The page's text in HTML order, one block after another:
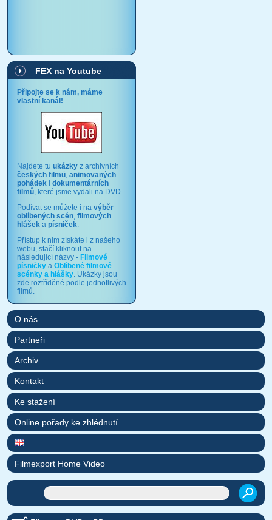
FEX na Youtube
Připojte se k nám, máme
vlastní kanál!
Najdete tu ukázky z archivních
českých filmů animovaných
pohádek i dokumentárních
filmů , které jsme vydali na DVD.
Podívat se můžete i na výběr
oblíbených scén filmových
hlášek a písniček
Přístup k nim získáte i z našeho
webu, stačí kliknout na
následující názvy - Filmové
písničky a Oblíbené filmové
scénky a hlášky . Ukázky jsou
zde roztříděné podle jednotlivých
filmů.
O nás
Partneři
Archiv
Kontakt
Ke stažení
Online pořady ke zhlédnutí
Filmexport Home Video